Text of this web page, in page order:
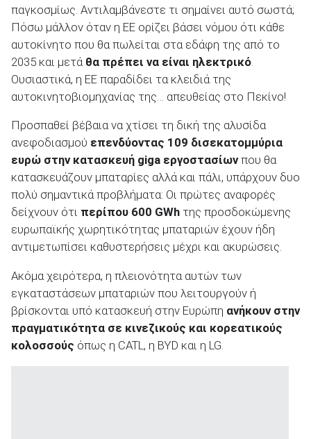
παγκοσμίως. Αντιλαμβάνεστε τι σημαίνει αυτό σωστά;
Πόσω μάλλον όταν η ΕΕ ορίζει βάσει νόμου ότι κάθε
αυτοκίνητο που θα πωλείται στα εδάφη της από το
2035 και μετά θα πρέπει να είναι ηλεκτρικό
Ουσιαστικά, η ΕΕ παραδίδει τα κλειδιά της
αυτοκινητοβιομηχανίας της… απευθείας στο Πεκίνο!
Προσπαθεί βέβαια να χτίσει τη δική της αλυσίδα
ανεφοδιασμού επενδύοντας 109 δισεκατομμύρια
ευρώ στην κατασκευή giga εργοστασίωνπου θα
κατασκευάζουν μπαταρίες αλλά και πάλι, υπάρχουν δυο
πολύ σημαντικά προβλήματα: Οι πρώτες αναφορές
δείχνουν ότι περίπου 600 GWh της προσδοκώμενης
ευρωπαϊκής χωρητικότητας μπαταριών έχουν ήδη
αντιμετωπίσει καθυστερήσεις μέχρι και ακυρώσεις.
Ακόμα χειρότερα, η πλειονότητα αυτών των
εγκαταστάσεων μπαταριών που λειτουργούν ή
βρίσκονται υπό κατασκευή στην Ευρώπη ανήκουν στην
πραγματικότητα σε κινεζικούς και κορεατικούς
κολοσσούς όπως η CATL, η BYD και η LG.